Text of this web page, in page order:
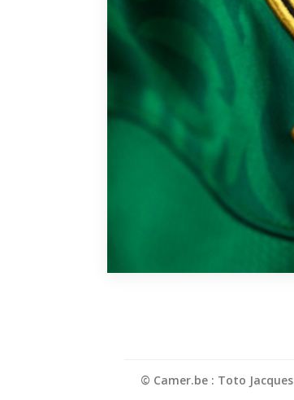
© Camer.be : Toto Jacques